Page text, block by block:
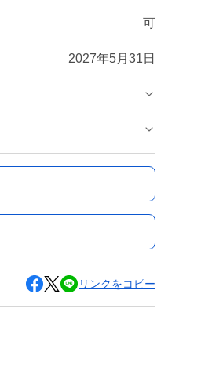
可
2027年5月31日
リンクをコピー